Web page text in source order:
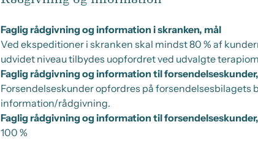
Faglig rådgivning og information i skranken, mål
Ved ekspeditioner i skranken skal mindst 80 % af
udvidet niveau tilbydes uopfordret ved udvalgte
Faglig rådgivning og information til
Forsendelseskunder opfordres på
information/rådgivning.
Faglig rådgivning og information til
100 %